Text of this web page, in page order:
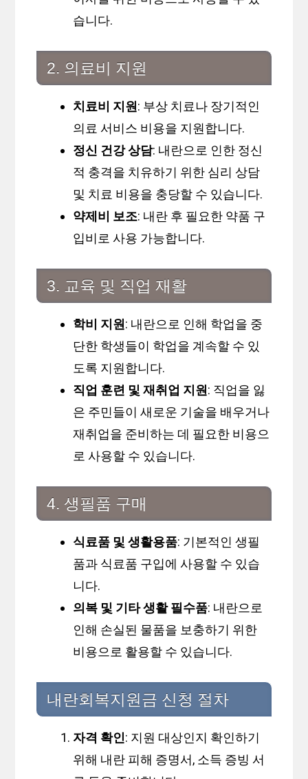
습니다.
2. 의료비 지원
치료비 지원: 부상 치료나 장기적인
의료 서비스 비용을 지원합니다.
정신 건강 상담: 내란으로 인한 정신
적 충격을 치유하기 위한 심리 상담
및 치료 비용을 충당할 수 있습니다.
약제비 보조: 내란 후 필요한 약품 구
입비로 사용 가능합니다.
3. 교육 및 직업 재활
학비 지원: 내란으로 인해 학업을 중
단한 학생들이 학업을 계속할 수 있
도록 지원합니다.
직업 훈련 및 재취업 지원: 직업을 잃
은 주민들이 새로운 기술을 배우거나
재취업을 준비하는 데 필요한 비용으
로 사용할 수 있습니다.
4. 생필품 구매
식료품 및 생활용품: 기본적인 생필
품과 식료품 구입에 사용할 수 있습
니다.
의복 및 기타 생활 필수품: 내란으로
인해 손실된 물품을 보충하기 위한
비용으로 활용할 수 있습니다.
내란회복지원금 신청 절차
자격 확인: 지원 대상인지 확인하기
위해 내란 피해 증명서, 소득 증빙 서